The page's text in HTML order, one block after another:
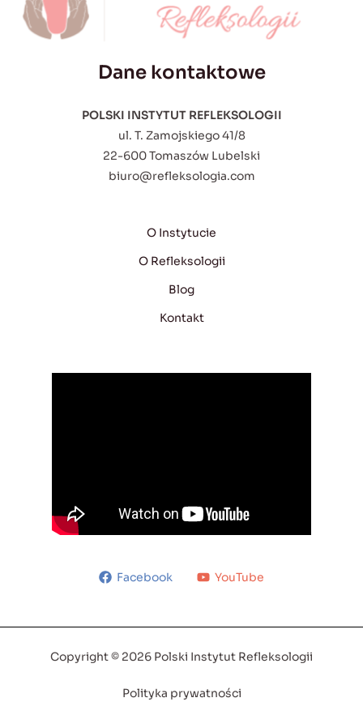
Dane kontaktowe
POLSKI INSTYTUT REFLEKSOLOGII
ul. T. Zamojskiego 41/8
22-600 Tomaszów Lubelski
biuro@refleksologia.com
O Instytucie
O Refleksologii
Blog
Kontakt
Facebook YouTube
Copyright © 2026 Polski Instytut Refleksologii
Polityka prywatności